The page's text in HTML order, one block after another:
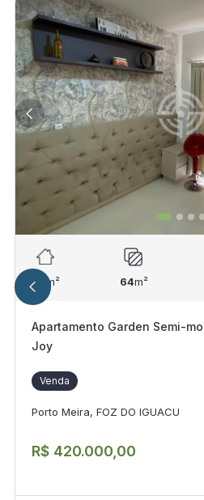
64 m² 64m²
Apartamento Garden Semi-
Joy
Venda
Porto Meira, FOZ DO IGUACU
R$ 420.000,00